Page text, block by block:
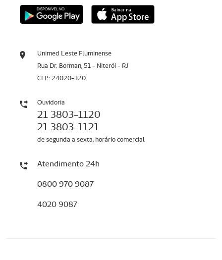
Unimed Leste Fluminense
Rua Dr. Borman, 51 - Niterói - RJ
CEP: 24020-320
Ouvidoria
21 3803-1120
21 3803-1121
de segunda a sexta, horário comercial
Atendimento 24h
0800 970 9087
4020 9087